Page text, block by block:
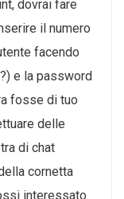
dovrai fare
il numero
facendo
e la password
fosse di tuo
delle
di chat
cornetta
interessato